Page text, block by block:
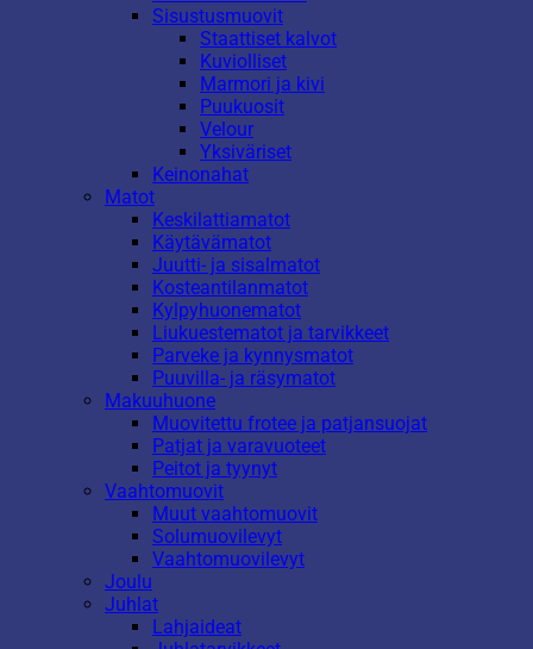
Sisustusmuovit
Staattiset kalvot
Kuviolliset
Marmori ja kivi
Puukuosit
Velour
Yksiväriset
Keinonahat
Matot
Keskilattiamatot
Käytävämatot
Juutti- ja sisalmatot
Kosteantilanmatot
Kylpyhuonematot
Liukuestematot ja tarvikkeet
Parveke ja kynnysmatot
Puuvilla- ja räsymatot
Makuuhuone
Muovitettu frotee ja patjansuojat
Patjat ja varavuoteet
Peitot ja tyynyt
Vaahtomuovit
Muut vaahtomuovit
Solumuovilevyt
Vaahtomuovilevyt
Joulu
Juhlat
Lahjaideat